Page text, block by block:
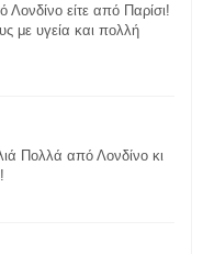
Λονδίνο είτε από Παρίσι!
με υγεία και πολλή
Πολλά από Λονδίνο κι